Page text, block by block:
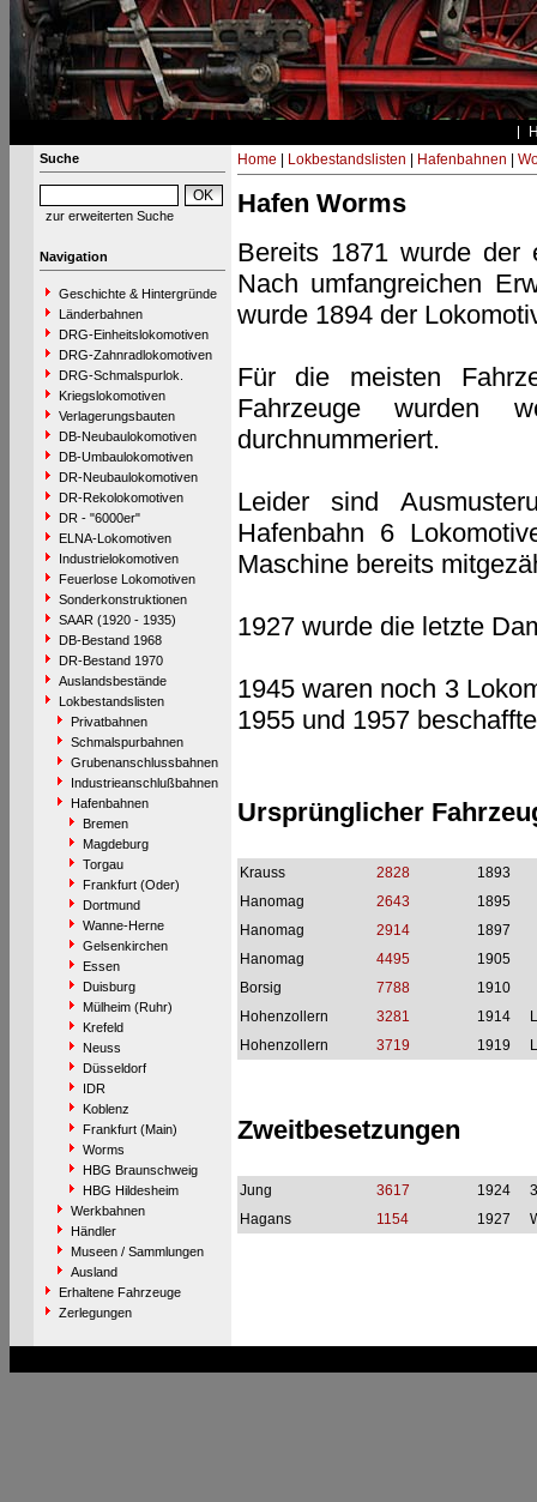
Suche
zur erweiterten Suche
Navigation
Geschichte & Hintergründe
Länderbahnen
DRG-Einheitslokomotiven
DRG-Zahnradlokomotiven
DRG-Schmalspurlok.
Kriegslokomotiven
Verlagerungsbauten
DB-Neubaulokomotiven
DB-Umbaulokomotiven
DR-Neubaulokomotiven
DR-Rekolokomotiven
DR - "6000er"
ELNA-Lokomotiven
Industrielokomotiven
Feuerlose Lokomotiven
Sonderkonstruktionen
SAAR (1920 - 1935)
DB-Bestand 1968
DR-Bestand 1970
Auslandsbestände
Lokbestandslisten
Privatbahnen
Schmalspurbahnen
Grubenanschlussbahnen
Industrieanschlußbahnen
Hafenbahnen
Bremen
Magdeburg
Torgau
Frankfurt (Oder)
Dortmund
Wanne-Herne
Gelsenkirchen
Essen
Duisburg
Mülheim (Ruhr)
Krefeld
Neuss
Düsseldorf
IDR
Koblenz
Frankfurt (Main)
Worms
HBG Braunschweig
HBG Hildesheim
Werkbahnen
Händler
Museen / Sammlungen
Ausland
Erhaltene Fahrzeuge
Zerlegungen
Home Lokbestandslisten Hafenbahnen
Hafen Worms
Bereits 1871 wurde der
Nach umfangreichen
wurde 1894 der
Für die meisten
Fahrzeuge wurden
durchnummeriert.
Leider sind
Hafenbahn 6
Maschine bereits
1927 wurde die letzte
1945 waren noch 3
1955 und 1957
Ursprünglicher
Krauss 2828
1893
Hanomag
2643
1895
Hanomag
2914
1897
Hanomag
4495
1905
Borsig
7788
1910
Hohenzollern
3281 1914
Hohenzollern
3719 1919
Zweitbesetzungen
Jung 3617 1924
Hagans
1154 1927